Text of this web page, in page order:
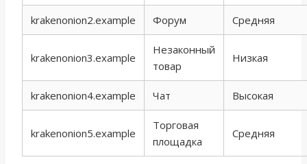
krakenonion2.example Форум Средняя
krakenonion3.example
Незаконный
товар
Низкая
krakenonion4.example Чат Высокая
krakenonion5.example
Торговая
площадка
Средняя